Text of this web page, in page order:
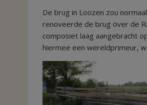
De brug in Loozen zou
renoveerde de brug over de
composiet laag aangebracht
hiermee een wereldprimeur,